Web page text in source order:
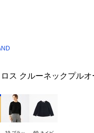
ス クルーネックプルオ